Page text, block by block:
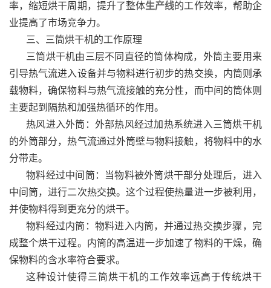
率，缩短烘干周期，提升了整体生产线的工作效率，帮助企
业提高了市场竞争力。
三、三筒烘干机的工作原理
三筒烘干机由三层不同直径的筒体构成，外筒主要用来
引导热气流进入设备并与物料进行初步的热交换，内筒则承
载物料，确保物料与热气流接触的充分性，而中间的筒体则
主要起到隔热和加强热循环的作用。
热风进入外筒：外部热风经过加热系统进入三筒烘干机
的外筒部分，热气流通过外筒壁与物料接触，将物料中的水
分带走。
物料经过中间筒：当物料被外筒烘干部分处理后，进入
中间筒，进行二次热交换。这个过程使热量进一步被利用，
并使物料得到更充分的烘干。
物料经过内筒：物料进入内筒，并通过热交换步骤，完
成整个烘干过程。内筒的高温进一步加速了物料的干燥，确
保物料的含水率符合要求。
这种设计使得三筒烘干机的工作效率远高于传统烘干